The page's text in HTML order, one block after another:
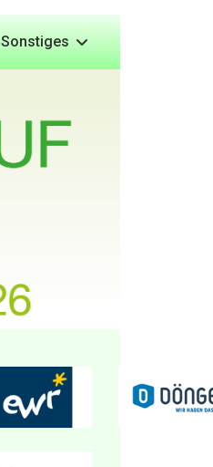
Sonstiges